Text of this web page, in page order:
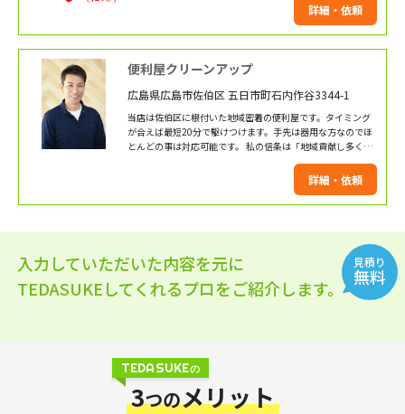
詳細・依頼
便利屋クリーンアップ
広島県広島市佐伯区 五日市町石内作谷3344-1
当店は佐伯区に根付いた地域密着の便利屋です。タイミング
が合えば最短20分で駆けつけます。手先は器用な方なのでほ
とんどの事は対応可能です。 私の信条は「地域貢献し多くの
りのことがありましたら、遠慮なくご相談ください。 もちろ
んお見積もりも無料でさせていただいております。あなたの
「困った」が少しでも解決できるようにお力添えさせていた
詳細・依頼
入力していただいた内容を元に
TEDASUKEしてくれるプロをご紹介します。
見積り
無料
TEDASUKEの
3つのメリット